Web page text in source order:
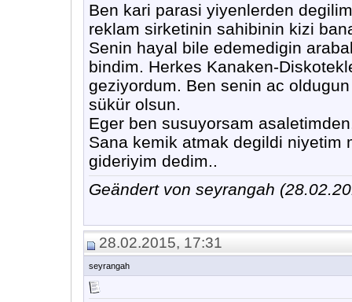
Ben kari parasi yiyenlerden
reklam sirketinin sahibinin kizi
Senin hayal bile edemedigin
bindim. Herkes Kanaken-
geziyordum. Ben senin ac
sükür olsun.
Eger ben susuyorsam
Sana kemik atmak degildi niyetim
gideriyim dedim..
Geändert von seyrangah
28.02.2015, 17:31
seyrangah